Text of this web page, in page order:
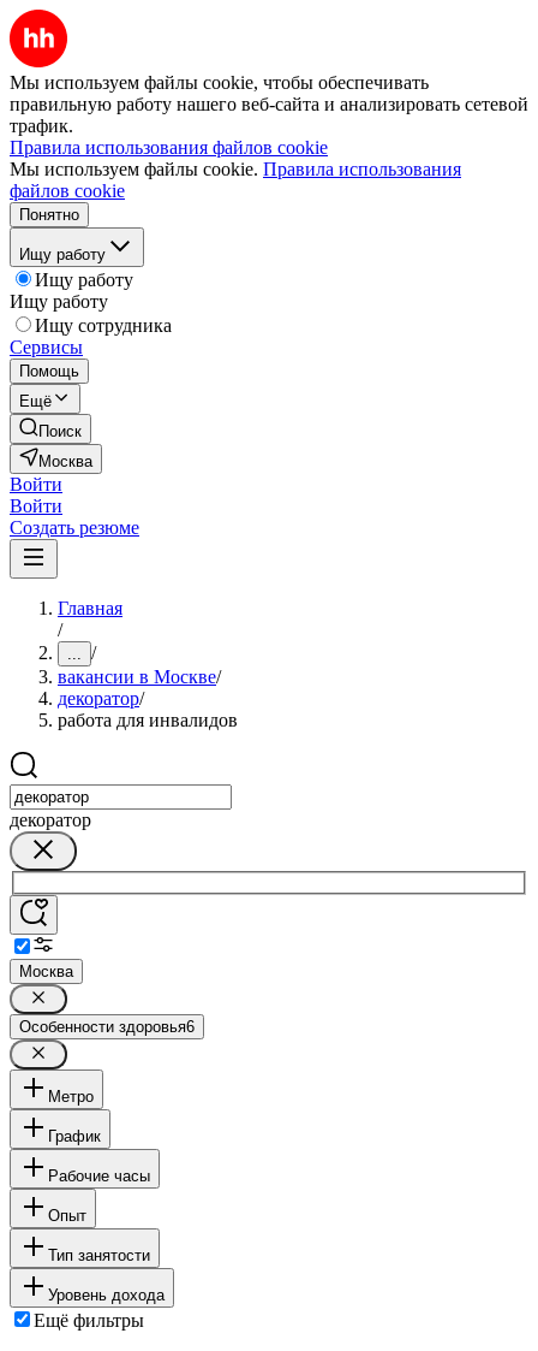
Мы используем файлы cookie, чтобы обеспечивать
правильную работу нашего веб-сайта и анализировать сетевой
трафик.
Правила использования файлов cookie
Мы используем файлы cookie. Правила использования
файлов cookie
Понятно
Ищу работу
Ищу работу
Ищу работу
Ищу сотрудника
Сервисы
Помощь
Ещё
Поиск
Москва
Войти
Войти
Создать резюме
Главная
/
... /
вакансии в Москве/
декоратор/
работа для инвалидов
декоратор
Москва
Особенности здоровья6
Метро
График
Рабочие часы
Опыт
Тип занятости
Уровень дохода
Ещё фильтры